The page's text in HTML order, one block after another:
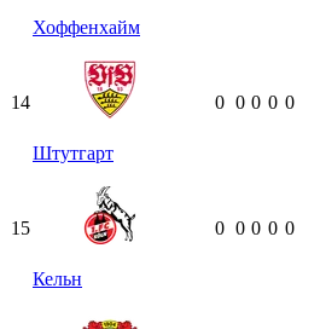
Хоффенхайм
14
Штутгарт
0 0 0 0 0
15
Кельн
0 0 0 0 0